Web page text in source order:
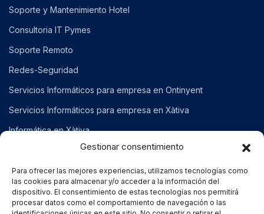
Gestionar consentimiento
Para ofrecer las mejores experiencias, utilizamos tecnologías como
las cookies para almacenar y/o acceder a la información del
dispositivo. El consentimiento de estas tecnologías nos permitirá
procesar datos como el comportamiento de navegación o las
Soporte y Mantenimiento Hotel
Consultoria IT Pymes
Soporte Remoto
Redes-Seguridad
Servicios Informáticos para empresa en Ontinyent
Servicios Informáticos para empresa en Xàtiva
Informática en Xàtiva
Contacto
Duc de calabria, 7 Xátiva-Valencia